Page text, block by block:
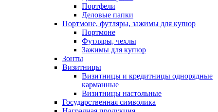
Портфели
Деловые папки
Портмоне, футляры, зажимы для купюр
Портмоне
Футляры, чехлы
Зажимы для купюр
Зонты
Визитницы
Визитницы и кредитницы однорядные
карманные
Визитницы настольные
Государственная символика